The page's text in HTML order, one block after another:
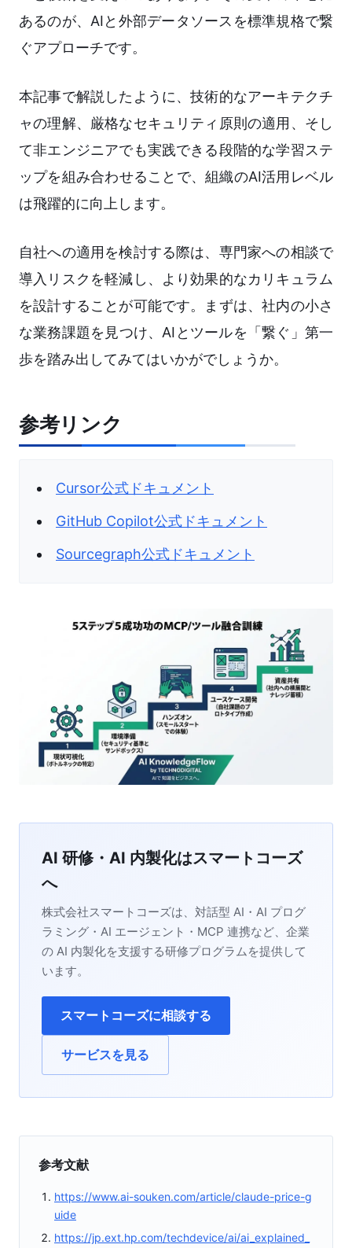
あるのが、AIと外部データソースを標準規格で繋
ぐアプローチです。
本記事で解説したように、技術的なアーキテクチ
ャの理解、厳格なセキュリティ原則の適用、そし
て非エンジニアでも実践できる段階的な学習ステ
ップを組み合わせることで、組織のAI活用レベル
は飛躍的に向上します。
自社への適用を検討する際は、専門家への相談で
導入リスクを軽減し、より効果的なカリキュラム
を設計することが可能です。まずは、社内の小さ
な業務課題を見つけ、AIとツールを「繋ぐ」第一
歩を踏み出してみてはいかがでしょうか。
参考リンク
Cursor公式ドキュメント
GitHub Copilot公式ドキュメント
Sourcegraph公式ドキュメント
AI 研修・AI 内製化はスマートコーズ
へ
株式会社スマートコーズは、対話型 AI・AI プログ
ラミング・AI エージェント・MCP 連携など、企業
の AI 内製化を支援する研修プログラムを提供して
います。
スマートコーズに相談する
サービスを見る
参考文献
https://www.ai-souken.com/article/claude-price-g
uide
https://jp.ext.hp.com/techdevice/ai/ai_explained_